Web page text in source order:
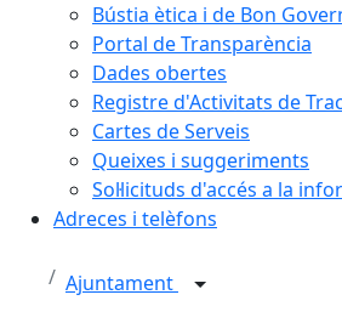
Bústia ètica i de Bon
Portal de Transparència
Dades obertes
Registre d'Activitats de
Cartes de Serveis
Queixes i suggeriments
Sol·licituds d'accés a la
Adreces i telèfons
Ajuntament